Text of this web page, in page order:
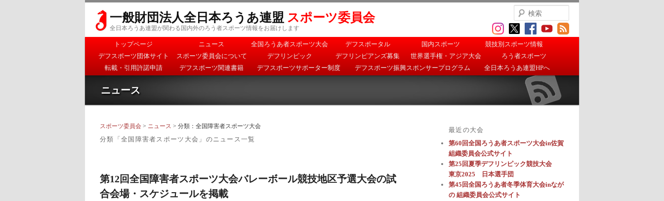
一般財団法人全日本ろうあ連盟 スポーツ委員会
全日本ろうあ連盟が関わる国内外のろう者スポーツ情報をお届けします
メインメニュー
メインコンテンツへ移
動
サブコンテンツへ移動
トップページ ニュース 全国ろうあ者スポーツ大会 デフスポータル 国内スポーツ
競技別スポーツ情報
デフスポーツ団体サイト
スポーツ委員会について デフリンピック デフリンピアンズ募集 世界選手権・アジア大会
ろう者スポーツ
転載・引用許諾申請
デフスポーツ関連書籍 デフスポーツサポーター制度 デフスポーツ振興スポンサープログラム 全日本ろうあ連盟HPへ
ニュース
スポーツ委員会 > ニュース > 分類：全国障害者スポーツ大会
分類「 全国障害者スポーツ大会 」のニュース一覧
第12回全国障害者スポーツ大会バレーボール競技地区予選大会の試
合会場・スケジュールを掲載
最近の大会
第60回全国ろうあ者スポーツ大会in佐賀
組織委員会公式サイト
第25回夏季デフリンピック競技大会
東京2025 日本選手団
第45回全国ろうあ者冬季体育大会inなが
の 組織委員会公式サイト